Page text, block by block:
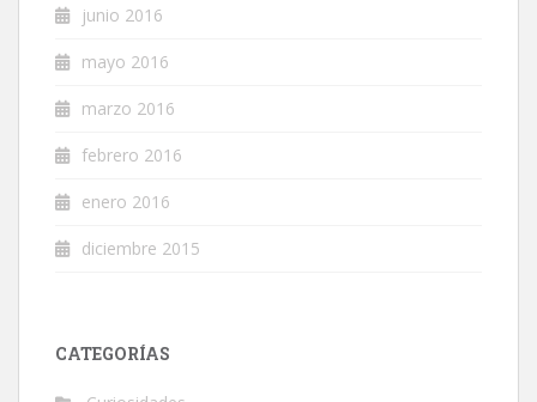
junio 2016
mayo 2016
marzo 2016
febrero 2016
enero 2016
diciembre 2015
CATEGORÍAS